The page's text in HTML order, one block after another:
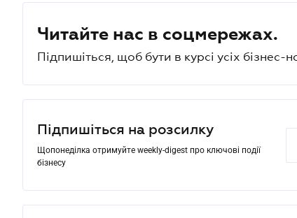
Читайте нас в соцмережах.
Підпишіться, щоб бути в курсі усіх бізнес-
Підпишіться на розсилку
Щопонеділка отримуйте weekly-digest про ключові події
бізнесу